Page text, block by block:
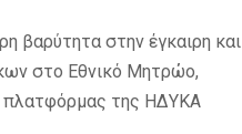
βαρύτητα στην έγκαιρη και
στο Εθνικό Μητρώο,
πλατφόρμας της ΗΔYΚΑ